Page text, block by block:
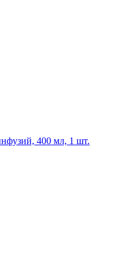
400 мл, 1 шт.